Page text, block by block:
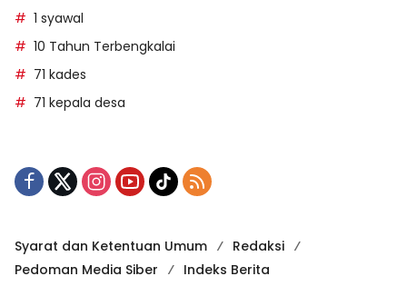
1 syawal
10 Tahun Terbengkalai
71 kades
71 kepala desa
Syarat dan Ketentuan Umum
Redaksi
Pedoman Media Siber
Indeks Berita